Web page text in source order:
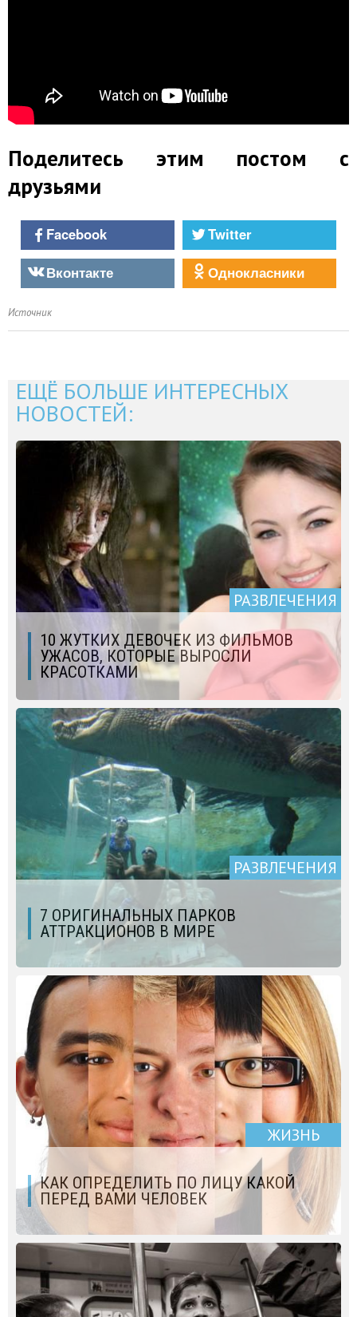
Поделитесь этим постом с
друзьями
Facebook
Twitter
Вконтакте
Однокласники
Источник
ЕЩЁ БОЛЬШЕ ИНТЕРЕСНЫХ
НОВОСТЕЙ:
РАЗВЛЕЧЕНИЯ
10 ЖУТКИХ ДЕВОЧЕК ИЗ ФИЛЬМОВ
УЖАСОВ, КОТОРЫЕ ВЫРОСЛИ
КРАСОТКАМИ
РАЗВЛЕЧЕНИЯ
7 ОРИГИНАЛЬНЫХ ПАРКОВ
АТТРАКЦИОНОВ В МИРЕ
ЖИЗНЬ
КАК ОПРЕДЕЛИТЬ ПО ЛИЦУ КАКОЙ
ПЕРЕД ВАМИ ЧЕЛОВЕК